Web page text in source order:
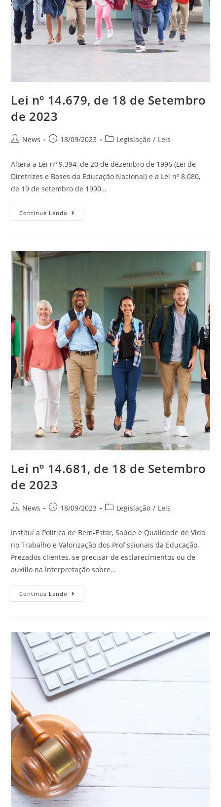
Lei nº 14.679, de 18 de Setembro
de 2023
News 18/09/2023 Legislação / Leis
Altera a Lei nº 9.394, de 20 de dezembro de 1996 (Lei de
Diretrizes e Bases da Educação Nacional) e a Lei nº 8.080,
de 19 de setembro de 1990…
Continue Lendo
Lei nº 14.681, de 18 de Setembro
de 2023
News 18/09/2023 Legislação / Leis
Institui a Política de Bem-Estar, Saúde e Qualidade de Vida
no Trabalho e Valorização dos Profissionais da Educação.
Prezados clientes, se precisar de esclarecimentos ou de
auxílio na interpretação sobre…
Continue Lendo